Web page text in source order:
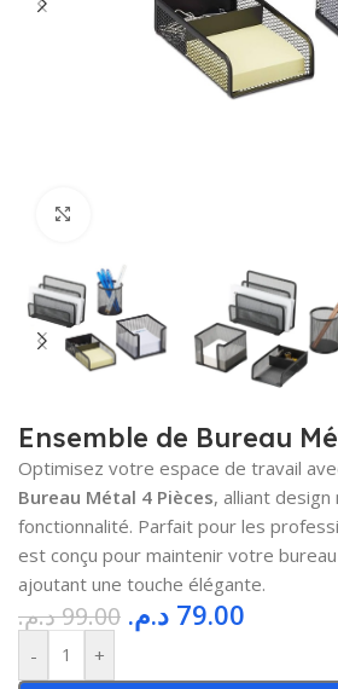
Ensemble de Bureau
Optimisez votre espace de travail
Bureau Métal 4 Pièces, alliant
fonctionnalité. Parfait pour les
est conçu pour maintenir votre
ajoutant une touche élégante.
99.00د.م. 79.00 د.م.
- +